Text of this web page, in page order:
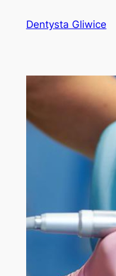
Dentysta Gliwice